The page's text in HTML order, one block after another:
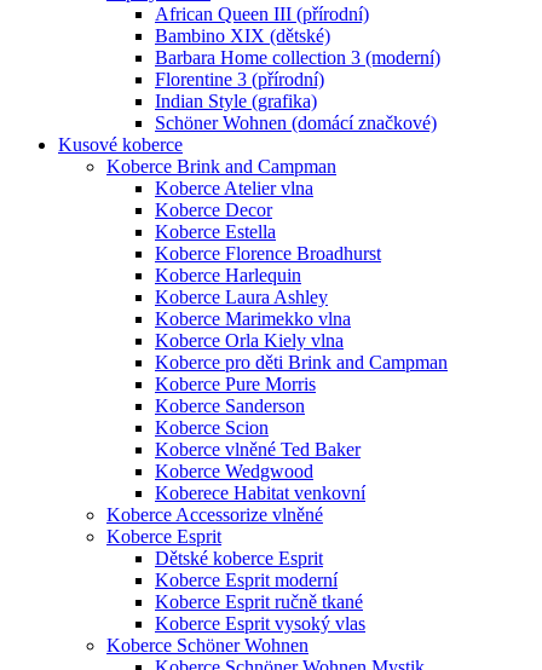
African Queen III (přírodní)
Bambino XIX (dětské)
Barbara Home collection 3 (moderní)
Florentine 3 (přírodní)
Indian Style (grafika)
Schöner Wohnen (domácí značkové)
Kusové koberce
Koberce Brink and Campman
Koberce Atelier vlna
Koberce Decor
Koberce Estella
Koberce Florence Broadhurst
Koberce Harlequin
Koberce Laura Ashley
Koberce Marimekko vlna
Koberce Orla Kiely vlna
Koberce pro děti Brink and Campman
Koberce Pure Morris
Koberce Sanderson
Koberce Scion
Koberce vlněné Ted Baker
Koberce Wedgwood
Koberece Habitat venkovní
Koberce Accessorize vlněné
Koberce Esprit
Dětské koberce Esprit
Koberce Esprit moderní
Koberce Esprit ručně tkané
Koberce Esprit vysoký vlas
Koberce Schöner Wohnen